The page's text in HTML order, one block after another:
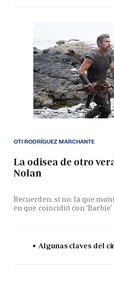
La odisea de otro
Nolan
Recuerden, si no, la que
en que coincidió con 'Barbie'
OTI RODRÍGUEZ MARCHANTE
Algunas claves del